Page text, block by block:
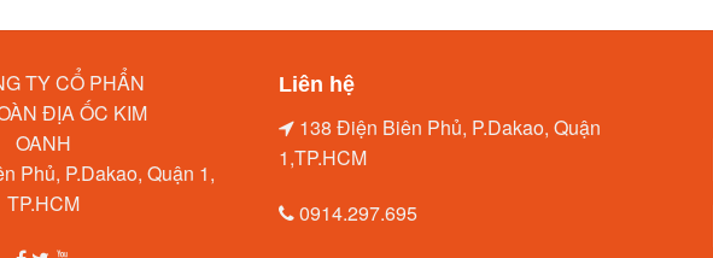
Phủ, P.Dakao, Quận 1,
TP.HCM
Liên hệ
138 Điện Biên Phủ, P.Dakao, Quận
1,TP.HCM
0914.297.695